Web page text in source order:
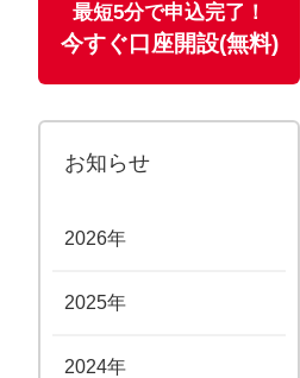
最短5分で申込完了！
今すぐ口座開設(無料)
お知らせ
2026年
2025年
2024年